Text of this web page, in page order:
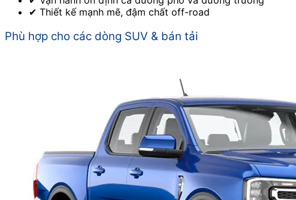
✔ Thiết kế mạnh mẽ, đậm chất off-road
Phù hợp cho các dòng SUV & bán tải